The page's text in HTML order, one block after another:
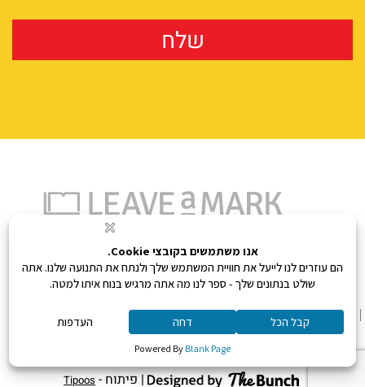
נעים להכיר איך אפשר לעזור לך?
הפורטפוליו
אתם בידיים טובות
המתודולוגיה בואו לעבוד איתנו
צור קשר
מדיניות פרטיות
| פיתוח -Tipoos